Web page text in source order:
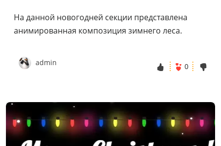
На данной новогодней секции представлена
анимированная композиция зимнего леса.
admin 0